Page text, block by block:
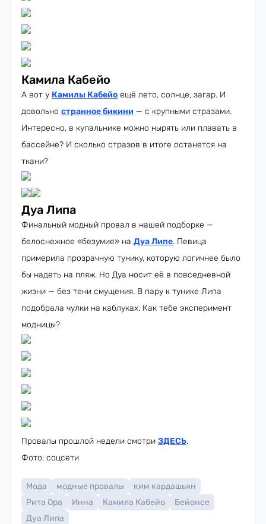
Камила Кабейо
А вот у Камилы Кабейо ещё лето, солнце, загар. И
довольно странное бикини — с крупными стразами.
Интересно, в купальнике можно нырять или плавать в
бассейне? И сколько стразов в итоге останется на
ткани?
Дуа Липа
Финальный модный провал в нашей подборке —
белоснежное «безумие» на Дуа Липе. Певица
примерила прозрачную тунику, которую логичнее было
бы надеть на пляж. Но Дуа носит её в повседневной
жизни — без тени смущения. В пару к тунике Липа
подобрала чулки на каблуках. Как тебе эксперимент
модницы?
Провалы прошлой недели смотри ЗДЕСЬ.
Фото: соцсети
Мода модные провалы
ким кардашьян
Рита Ора
Инна Камила Кабейо
Бейонсе
Дуа Липа